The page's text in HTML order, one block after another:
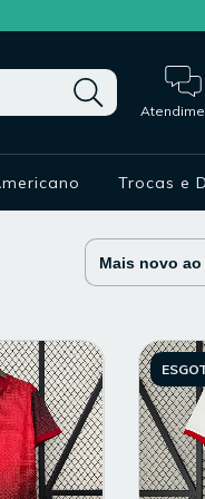
Trocas e